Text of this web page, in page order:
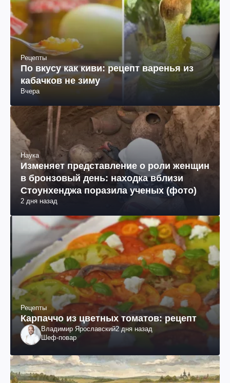
Рецепты
По вкусу как киви: рецепт варенья из
кабачков не зиму
Вчера
Наука
Изменяет представление о роли женщин
в бронзовый день: находка вблизи
Стоунхенджа поразила ученых (фото)
2 дня назад
Рецепты
Карпаччо из цветных томатов: рецепт
Владимир Ярославский2 дня назад
Шеф-повар